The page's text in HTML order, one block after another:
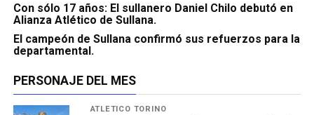
Con sólo 17 años: El sullanero Daniel Chilo debutó en
Alianza Atlético de Sullana.
El campeón de Sullana confirmó sus refuerzos para la
departamental.
PERSONAJE DEL MES
ATLÉTICO TORINO